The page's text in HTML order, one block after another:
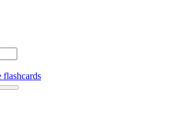
flashcards